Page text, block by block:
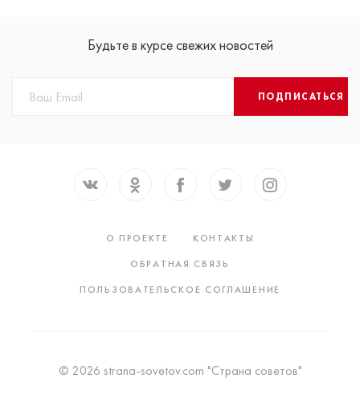
Будьте в курсе свежих новостей
ПОДПИСАТЬСЯ
О ПРОЕКТЕ
КОНТАКТЫ
ОБРАТНАЯ СВЯЗЬ
ПОЛЬЗОВАТЕЛЬСКОЕ СОГЛАШЕНИЕ
© 2026 strana-sovetov.com "Страна советов"